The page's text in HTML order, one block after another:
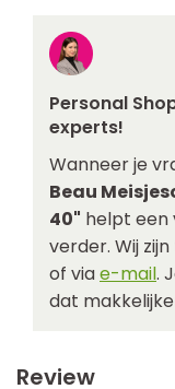
Personal
experts!
Wanneer je
Beau
40" helpt een
verder. Wij
of viae-mail.
dat
Review